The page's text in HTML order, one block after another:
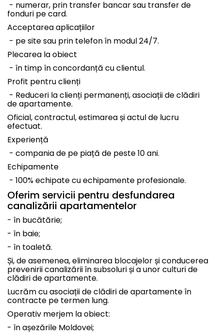
- numerar, prin transfer bancar sau transfer de
fonduri pe card.
Acceptarea aplicațiilor
- pe site sau prin telefon în modul 24/7.
Plecarea la obiect
- în timp în concordanță cu clientul.
Profit pentru clienți
- Reduceri la clienți permanenți, asociații de clădiri
de apartamente.
Oficial, contractul, estimarea și actul de lucru
efectuat.
Experiență
- compania de pe piață de peste 10 ani.
Echipamente
- 100% echipate cu echipamente profesionale.
Oferim servicii pentru desfundarea
canalizării apartamentelor
- în bucătărie;
- în baie;
- în toaletă.
Și, de asemenea, eliminarea blocajelor și conducerea
prevenirii canalizării în subsoluri și a unor culturi de
clădiri de apartamente.
Lucrăm cu asociații de clădiri de apartamente în
contracte pe termen lung.
Operativ merjem la obiect:
- în așezările Moldovei;